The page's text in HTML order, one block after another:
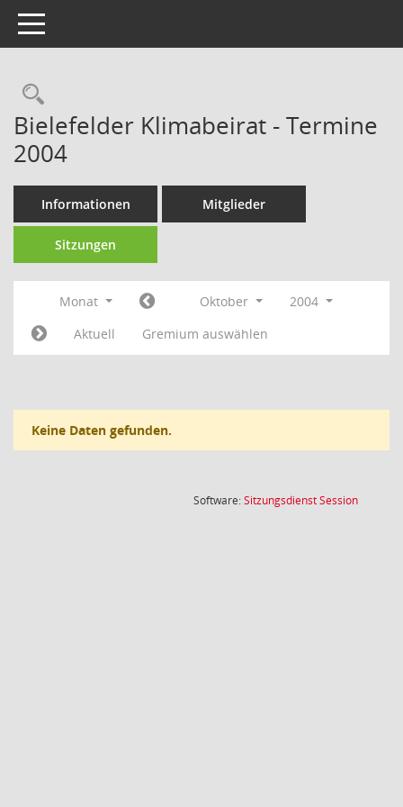
Toggle navigation
Rechercheauswahl
Bielefelder Klimabeirat - Termine
2004
Informationen Mitglieder
Sitzungen
Monat Oktober
2004
Aktuell
Gremium auswählen
Keine Daten gefunden.
Software:SitzungsdienstSession(Wird in